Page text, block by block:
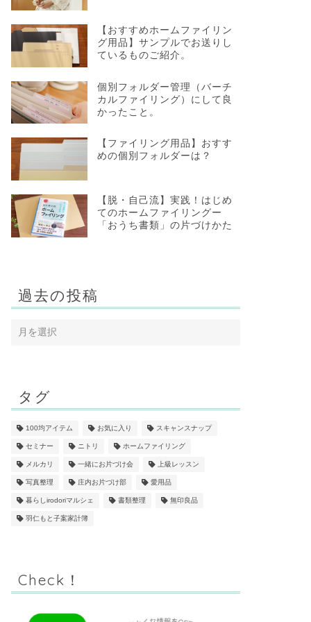
【おすすめホームファイリン
グ用品】サンプルでお送りし
ているものご紹介。
個別フォルダー管理（バーチ
カルファイリング）にして良
かったこと。
【ファイリング用品】おすす
めの個別フォルダーは？
【脱・自己流】実践！はじめ
てのホームファイリングー
「おうち書類」の片づけかた
過去の投稿
タグ
100均アイテム お気に入り スキャンスナップ
セミナー ニトリ ホームファイリング
メルカリ 一緒にお片づけ会 上級レッスン
写真整理 庄内お片づけ部 愛用品
暮らしirodoriマルシェ 書類整理 無印良品
羽仁もと子案家計簿
Check！